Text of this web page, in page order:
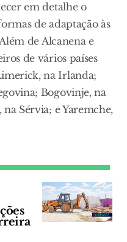
em detalhe o
de adaptação às
de Alcanena e
de vários países
na Irlanda;
Bogovinje, na
Sérvia; e Yaremche,